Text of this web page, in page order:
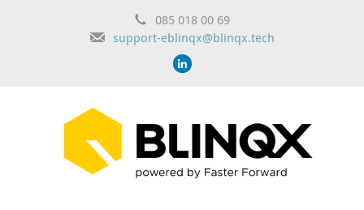
085 018 00 69
support-eblinqx@blinqx.tech